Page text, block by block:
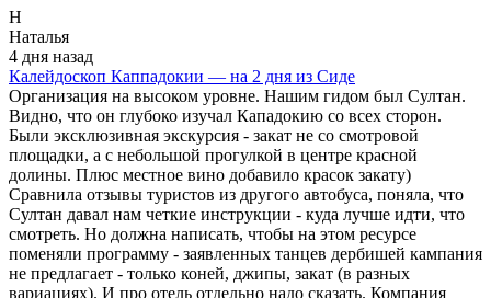
Н
Наталья
4 дня назад
Калейдоскоп Каппадокии — на 2 дня из Сиде
Организация на высоком уровне. Нашим гидом был Султан.
Видно, что он глубоко изучал Кападокию со всех сторон.
Были эксклюзивная экскурсия - закат не со смотровой
площадки, а с небольшой прогулкой в центре красной
долины. Плюс местное вино добавило красок закату)
Сравнила отзывы туристов из другого автобуса, поняла, что
Султан давал нам четкие инструкции - куда лучше идти, что
смотреть. Но должна написать, чтобы на этом ресурсе
поменяли программу - заявленных танцев дербишей кампания
не предлагает - только коней, джипы, закат (в разных
вариациях). И про отель отдельно надо сказать. Компания